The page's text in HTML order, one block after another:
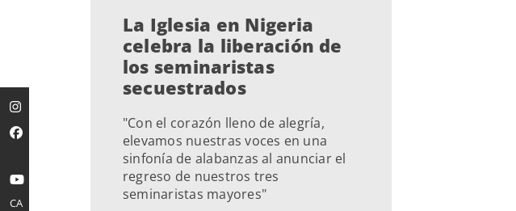
La Iglesia en Nigeria
celebra la liberación de
los seminaristas
secuestrados
"Con el corazón lleno de alegría,
elevamos nuestras voces en una
sinfonía de alabanzas al anunciar el
regreso de nuestros tres
seminaristas mayores"
CA